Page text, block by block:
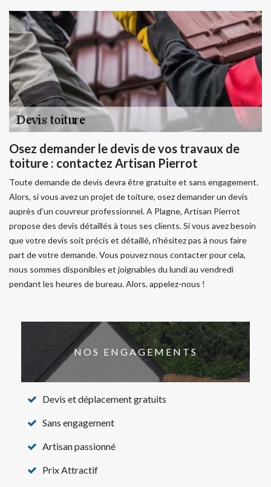
Osez demander le devis de vos travaux de
toiture : contactez Artisan Pierrot
Toute demande de devis devra être gratuite et sans engagement.
Alors, si vous avez un projet de toiture, osez demander un devis
auprès d’un couvreur professionnel. A Plagne, Artisan Pierrot
propose des devis détaillés à tous ses clients. Si vous avez besoin
que votre devis soit précis et détaillé, n’hésitez pas à nous faire
part de votre demande. Vous pouvez nous contacter pour cela,
nous sommes disponibles et joignables du lundi au vendredi
pendant les heures de bureau. Alors, appelez-nous !
NOS ENGAGEMENTS
Devis et déplacement gratuits
Sans engagement
Artisan passionné
Prix Attractif